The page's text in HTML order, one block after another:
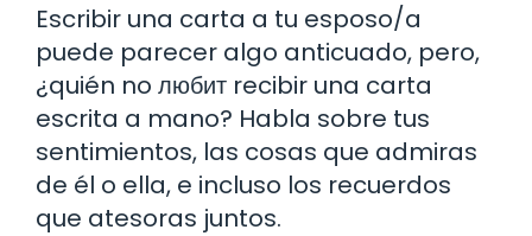
Escribir una carta a tu esposo/a
puede parecer algo anticuado, pero,
¿quién no любит recibir una carta
escrita a mano? Habla sobre tus
sentimientos, las cosas que admiras
de él o ella, e incluso los recuerdos
que atesoras juntos.